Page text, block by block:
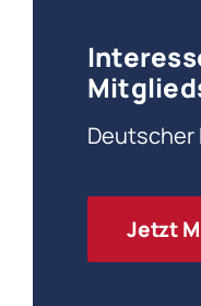
Deutscher
Jetzt